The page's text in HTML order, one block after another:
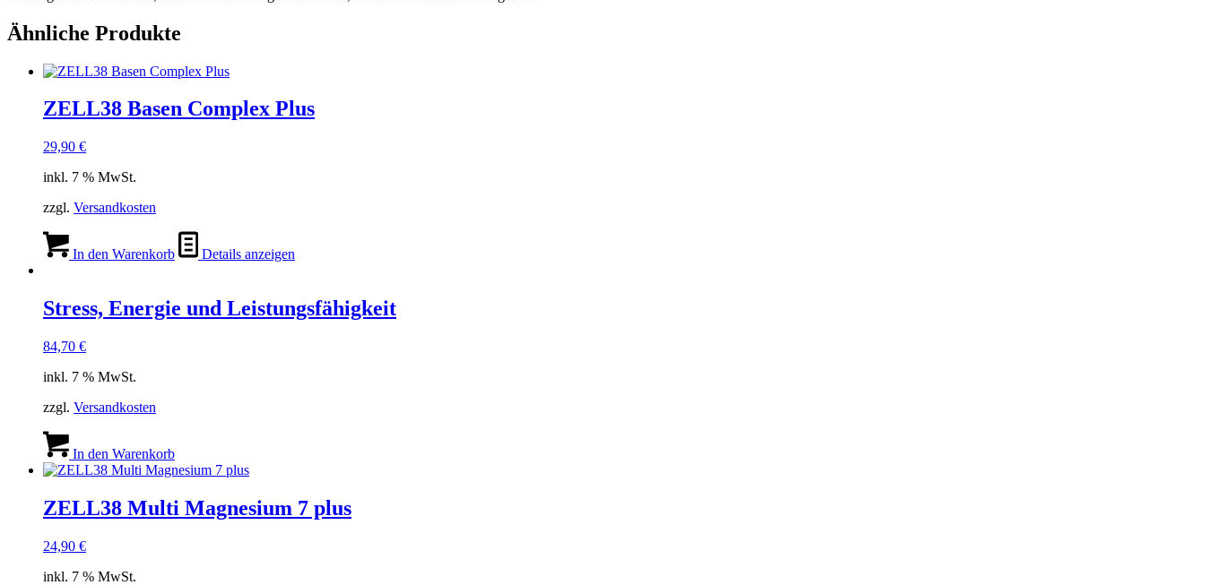
Ähnliche Produkte
ZELL38 Basen Complex Plus
29,90 €
inkl. 7 % MwSt.
zzgl. Versandkosten
In den Warenkorb Details anzeigen
Stress, Energie und Leistungsfähigkeit
84,70 €
inkl. 7 % MwSt.
zzgl. Versandkosten
In den Warenkorb
ZELL38 Multi Magnesium 7 plus
24,90 €
inkl. 7 % MwSt.